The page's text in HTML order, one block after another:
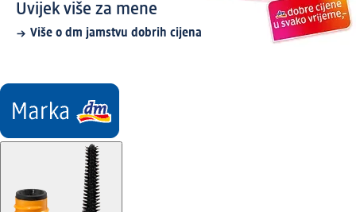
Uvijek više za mene
Više o dm jamstvu dobrih cijena